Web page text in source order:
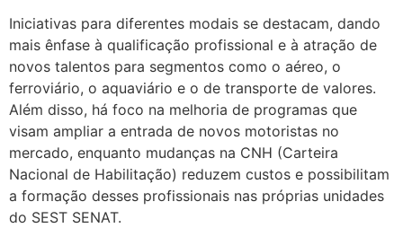
Iniciativas para diferentes modais se destacam, dando
mais ênfase à qualificação profissional e à atração de
novos talentos para segmentos como o aéreo, o
ferroviário, o aquaviário e o de transporte de valores.
Além disso, há foco na melhoria de programas que
visam ampliar a entrada de novos motoristas no
mercado, enquanto mudanças na CNH (Carteira
Nacional de Habilitação) reduzem custos e possibilitam
a formação desses profissionais nas próprias unidades
do SEST SENAT.